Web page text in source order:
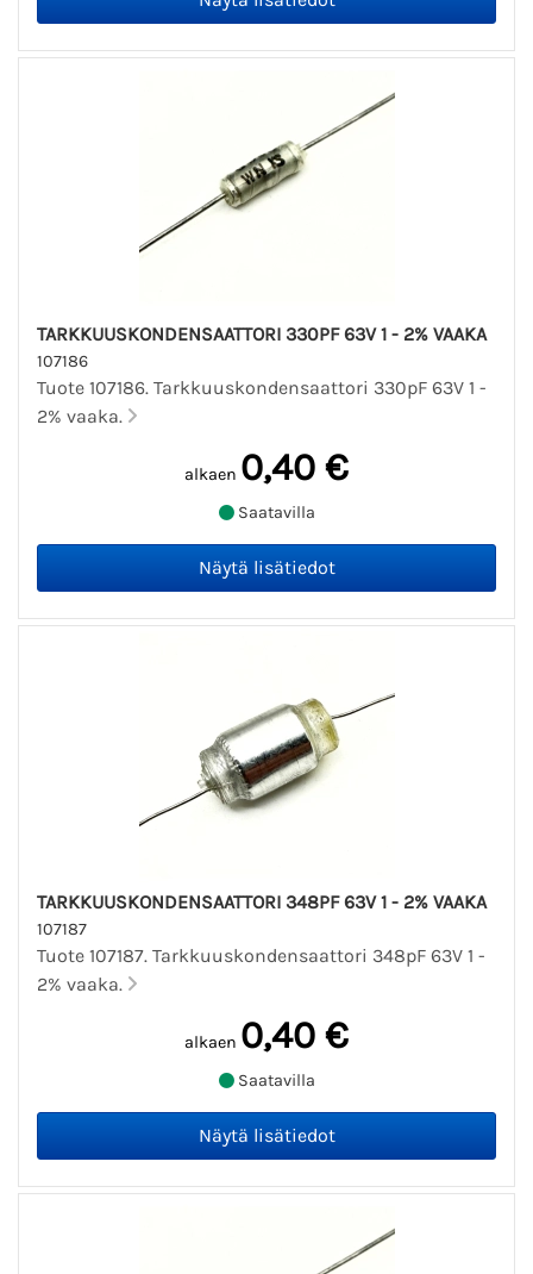
TARKKUUSKONDENSAATTORI 330PF 63V 1 - 2% VAAKA
107186
Tuote 107186. Tarkkuuskondensaattori 330pF 63V 1 -
2% vaaka.
alkaen 0,40 €
Saatavilla
TARKKUUSKONDENSAATTORI 348PF 63V 1 - 2% VAAKA
107187
Tuote 107187. Tarkkuuskondensaattori 348pF 63V 1 -
2% vaaka.
alkaen 0,40 €
Saatavilla